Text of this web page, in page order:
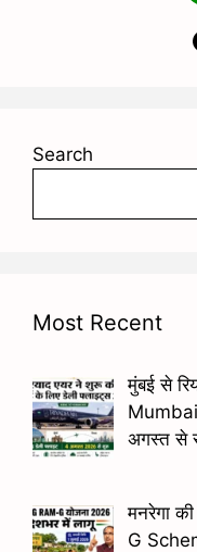
Search
Most Recent
मुंबई से
अगस्त से
मनरेगा
G